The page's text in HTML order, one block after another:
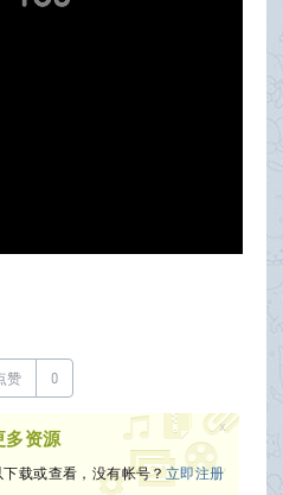
赞 0
多资源
载或查看，没有帐号？ 立即注册
x